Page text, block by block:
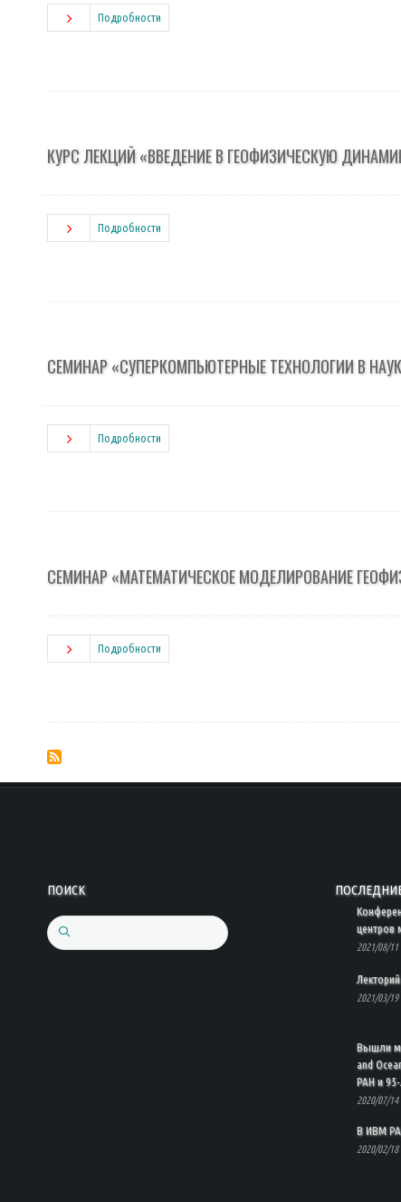
Подробности
КУРС ЛЕКЦИЙ «ВВЕДЕНИЕ В ГЕОФИЗИЧЕСКУЮ
Подробности
СЕМИНАР «СУПЕРКОМПЬЮТЕРНЫЕ ТЕХНОЛОГИИ В
Подробности
СЕМИНАР «МАТЕМАТИЧЕСКОЕ МОДЕЛИРОВАНИЕ
Подробности
ПОИСК
Search
центров
2021/08/11
2021/03/19
Вышли
and
РАН и
2020/07/14
В ИВМ
2020/02/18